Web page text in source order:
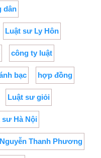
dân
Luật sư Ly Hôn
công ty luật
bạc hợp đồng
Luật sư giỏi
sư Hà Nội
Thanh Phương